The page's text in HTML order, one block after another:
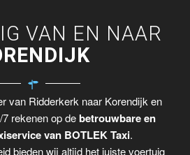
VAN EN NAAR
van Ridderkerk naar Korendijk en
7 rekenen op debetrouwbare en
van BOTLEK Taxi.
bieden wij altijd het juiste voertuig